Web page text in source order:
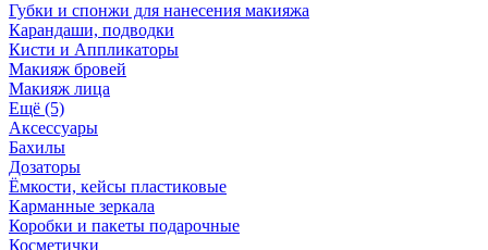
Губки и спонжи для нанесения макияжа
Карандаши, подводки
Кисти и Аппликаторы
Макияж бровей
Макияж лица
Ещё (5)
Аксессуары
Бахилы
Дозаторы
Ёмкости, кейсы пластиковые
Карманные зеркала
Коробки и пакеты подарочные
Косметички